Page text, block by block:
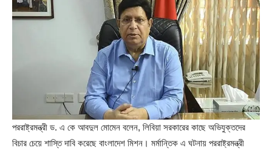
পররাষ্ট্রমন্ত্রী ড. এ কে আবদুল মোমেন বলেন, লিবিয়া সরকারের কাছে অভিযুক্তদের
বিচার চেয়ে শাস্তি দাবি করেছে বাংলাদেশ মিশন। মর্মান্তিক এ ঘটনায় পররাষ্ট্রমন্ত্রী